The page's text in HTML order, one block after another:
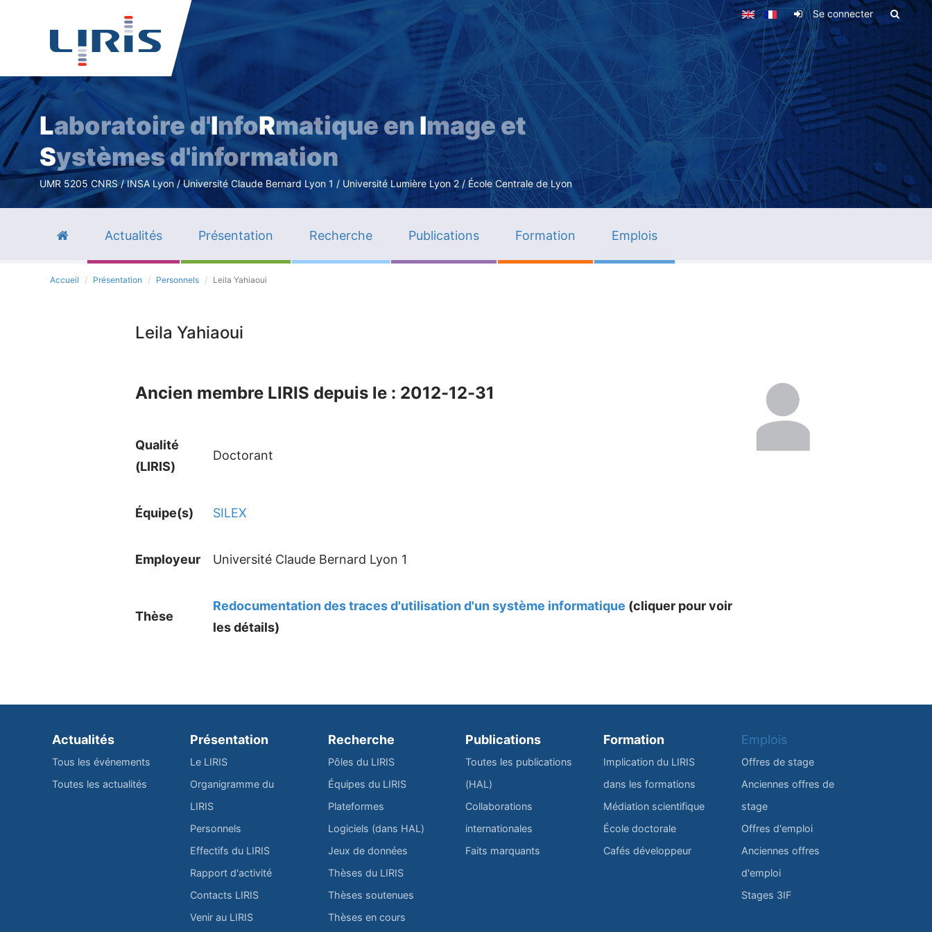
Aller
contenu
principal
Se connecter
Laboratoire d'InfoRmatique en Image et
Systèmes d'information
UMR 5205 CNRS / INSA Lyon / Université Claude Bernard Lyon 1 / Université Lumière Lyon 2 / École Centrale de Lyon
Actualités Présentation Recherche Publications Formation Emplois
Accueil Présentation Personnels Leila Yahiaoui
Leila Yahiaoui
Ancien membre LIRIS depuis le : 2012-12-31
Qualité
(LIRIS)
Doctorant
Équipe(s) SILEX
Employeur Université Claude Bernard Lyon 1
Thèse
Redocumentation des traces d'utilisation d'un système informatique (cliquer pour voir
les détails)
Actualités
Tous les événements
Toutes les actualités
Présentation
Le LIRIS
Organigramme du
LIRIS
Personnels
Effectifs du LIRIS
Rapport d'activité
Contacts LIRIS
Venir au LIRIS
Recherche
Pôles du LIRIS
Équipes du LIRIS
Plateformes
Logiciels (dans HAL)
Jeux de données
Thèses du LIRIS
Thèses soutenues
Thèses en cours
Publications
Toutes les publications
(HAL)
Collaborations
internationales
Faits marquants
Formation
Implication du LIRIS
dans les formations
Médiation scientifique
École doctorale
Cafés développeur
Emplois
Offres de stage
Anciennes offres de
stage
Offres d'emploi
Anciennes offres
d'emploi
Stages 3IF